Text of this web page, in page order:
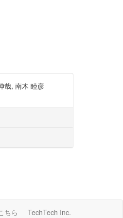
哉, 南木 睦彦
ちら TechTech Inc.